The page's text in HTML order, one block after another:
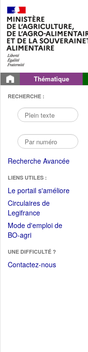
Thématique
RECHERCHE :
Recherche Avancée
LIENS UTILES :
Le portail s'améliore(Fichier
Circulaires de
Legifrance(Ouvrir
dans
une
fenêtre)
Mode d'emploi de
BO-agri(Ouvrir
une
nouvelle
UNE DIFFICULTÉ ?
Contactez-nous